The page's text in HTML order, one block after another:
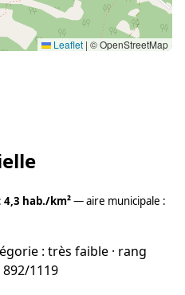
Leaflet | © OpenStreetMap
4,3 hab./km²— aire municipale :
: très faible · rang
892/1119